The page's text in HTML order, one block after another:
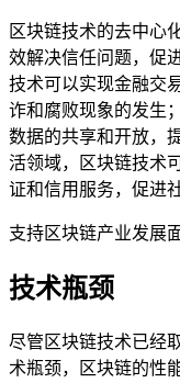
区块链技术的去中心
效解决信任问题，促
技术可以实现金融交
诈和腐败现象的发生
数据的共享和开放，
活领域，区块链技术
证和信用服务，促进
支持区块链产业发展
技术瓶颈
尽管区块链技术已经
术瓶颈，区块链的性